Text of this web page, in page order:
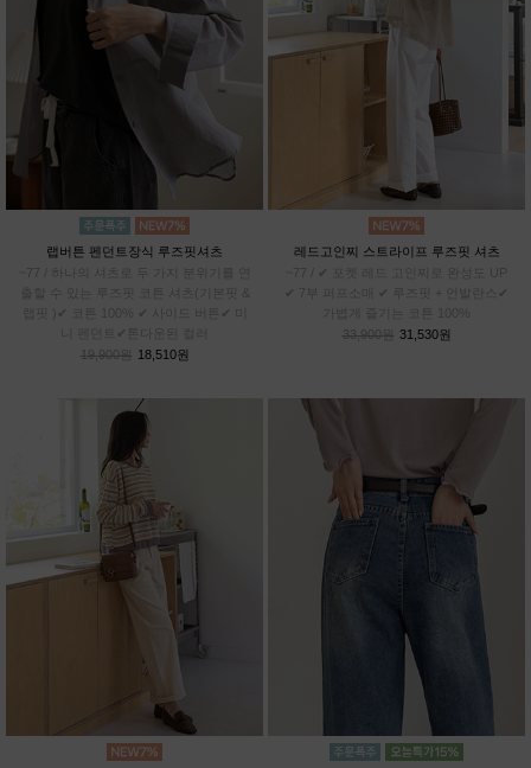
랩버튼 펜던트장식 루즈핏셔츠
~77 / 하나의 셔츠로 두 가지 분위기를 연
출할 수 있는 루즈핏 코튼 셔츠(기본핏 &
랩핏 )✔ 코튼 100% ✔ 사이드 버튼✔ 미
니 펜던트✔톤다운된 컬러
19,900원 18,510원
레드고인찌 스트라이프 루즈핏 셔츠
~77 / ✔ 포켓 레드 고인찌로 완성도 UP
✔ 7부 퍼프소매 ✔ 루즈핏 + 언발란스✔
33,900원 31,530원